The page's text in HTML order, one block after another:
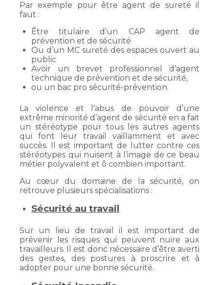
Par exemple pour être agent de sureté il
faut :
Être titulaire d’un CAP agent de
prévention et de sécurité
Ou d’un MC sureté des espaces ouvert au
public
Avoir un brevet professionnel d’agent
technique de prévention et de sécurité,
ou un bac pro sécurité-prévention.
La violence et l’abus de pouvoir d’une
extrême minorité d’agent de sécurité en a fait
un stéréotype pour tous les autres agents
qui font leur travail vaillamment et avec
succès. Il est important de lutter contre ces
stéréotypes qui nuisent à l’image de ce beau
métier polyvalent et ô combien important.
Au cœur du domaine de la sécurité, on
retrouve plusieurs spécialisations :
Sécurité au travail
Sur un lieu de travail il est important de
prévenir les risques qui peuvent nuire aux
travailleurs. Il est donc nécessaire d’être averti
des gestes, des postures à proscrire et à
adopter pour une bonne sécurité.